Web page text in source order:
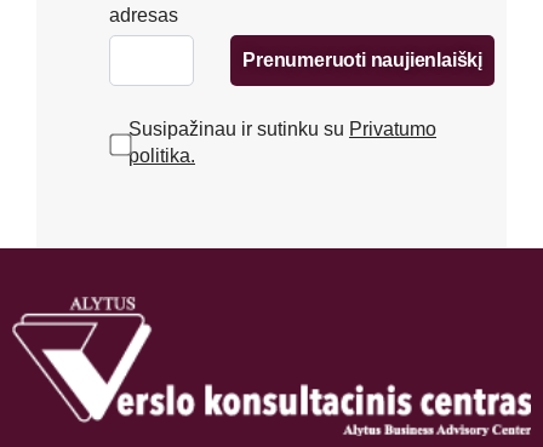
adresas
Prenumeruoti naujienlaiškį
Susipažinau ir sutinku su Privatumo
politika.